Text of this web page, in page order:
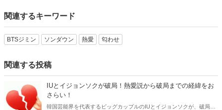
関連するキーワード
BTSジミン ソンダウン 熱愛 匂わせ
関連する投稿
IUとイジョンソクが破局！熱愛説から破局までの経緯をお
さらい！
韓国芸能界を代表するビッグカップルのIUとイジョンソクが、破局を